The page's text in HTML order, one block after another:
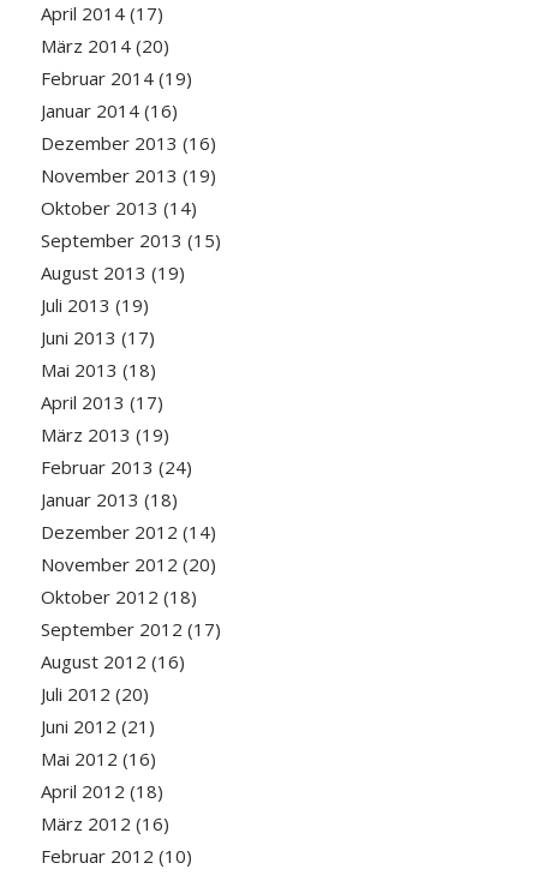
April 2014(17)
März 2014(20)
Februar 2014(19)
Januar 2014(16)
Dezember 2013 (16)
November 2013 (19)
Oktober 2013 (14)
September 2013 (15)
August 2013 (19)
Juli 2013 (19)
Juni 2013 (17)
Mai 2013 (18)
April 2013 (17)
März 2013 (19)
Februar 2013 (24)
Januar 2013 (18)
Dezember 2012 (14)
November 2012 (20)
Oktober 2012 (18)
September 2012 (17)
August 2012 (16)
Juli 2012 (20)
Juni 2012 (21)
Mai 2012 (16)
April 2012 (18)
März 2012 (16)
Februar 2012 (10)